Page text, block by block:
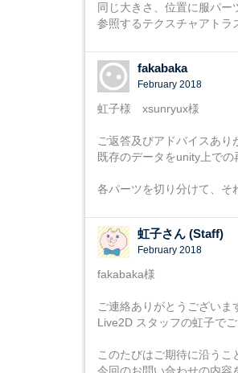
同じ大きさ、位置に服パー
参照するテクスチャアトラ
fakabaka
February 2018
虹子様 xsunryux様
ご返答及びアドバイスあり
既存のデータをunity上で
各パーツを切り分けて、そ
虹子さん (Staff)
February 2018
fakabaka様
ご連絡ありがとうございま
Live2D スタッフの虹子でご
このたびはご期待に沿うこ